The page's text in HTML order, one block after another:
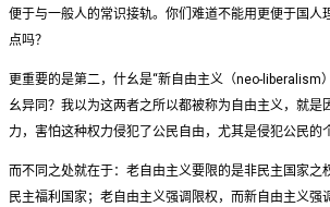
便于与一般人的常识接轨。你们难道不能用更便于国人
点吗？
更重要的是第二，什幺是“新自由主义（neo-liberalism
幺异同？我以为这两者之所以都被称为自由主义，就是
力，害怕这种权力侵犯了公民自由，尤其是侵犯公民的
而不同之处就在于：老自由主义要限的是非民主国家之
民主福利国家；老自由主义强调限权，而新自由主义强